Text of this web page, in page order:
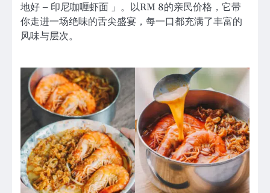
地好 – 印尼咖喱虾面 」。以RM 8的亲民价格，它带
你走进一场绝味的舌尖盛宴，每一口都充满了丰富的
风味与层次。